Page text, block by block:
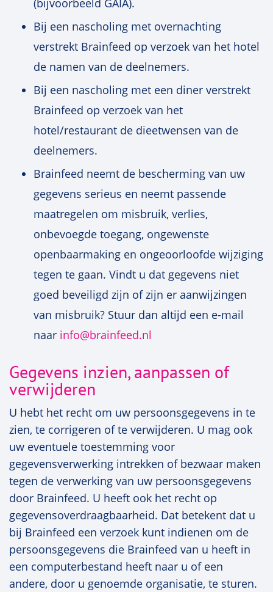
(bijvoorbeeld GAIA).
Bij een nascholing met overnachting
verstrekt Brainfeed op verzoek van het hotel
de namen van de deelnemers.
Bij een nascholing met een diner verstrekt
Brainfeed op verzoek van het
hotel/restaurant de dieetwensen van de
deelnemers.
Brainfeed neemt de bescherming van uw
gegevens serieus en neemt passende
maatregelen om misbruik, verlies,
onbevoegde toegang, ongewenste
openbaarmaking en ongeoorloofde wijziging
tegen te gaan. Vindt u dat gegevens niet
goed beveiligd zijn of zijn er aanwijzingen
van misbruik? Stuur dan altijd een e-mail
naar info@brainfeed.nl
Gegevens inzien, aanpassen of
verwijderen
U hebt het recht om uw persoonsgegevens in te
zien, te corrigeren of te verwijderen. U mag ook
uw eventuele toestemming voor
gegevensverwerking intrekken of bezwaar maken
tegen de verwerking van uw persoonsgegevens
door Brainfeed. U heeft ook het recht op
gegevensoverdraagbaarheid. Dat betekent dat u
bij Brainfeed een verzoek kunt indienen om de
persoonsgegevens die Brainfeed van u heeft in
een computerbestand heeft naar u of een
andere, door u genoemde organisatie, te sturen.